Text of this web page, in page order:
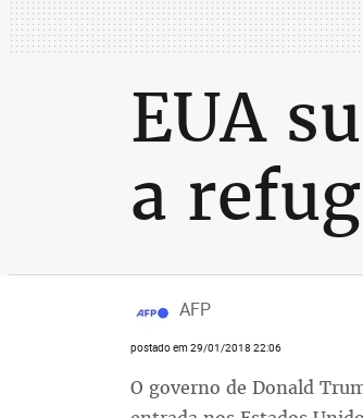
EUA
a
AFP
postado em 29/01/2018 22:06
O governo de Donald